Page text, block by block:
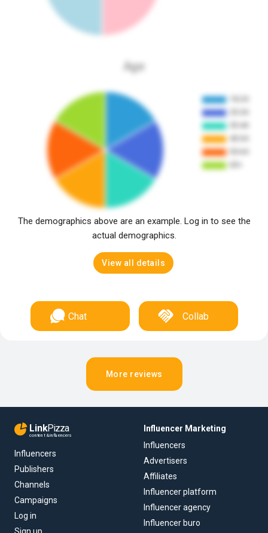
Age
The demographics above are an example. Log in to see the
actual demographics.
View all details
Chat Collab
More reviews
LinkPizza
content & influencers
Influencers
Publishers
Channels
Campaigns
Log in
Influencer Marketing
Influencers
Advertisers
Affiliates
Influencer platform
Influencer agency
Influencer buro